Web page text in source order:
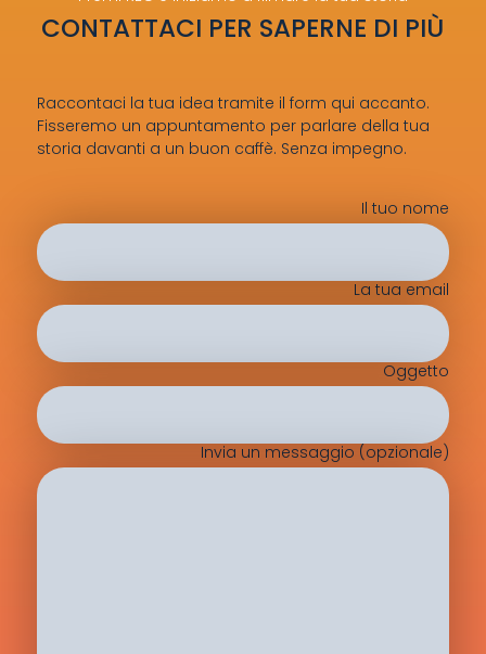
CONTATTACI PER SAPERNE DI PIÙ
Raccontaci la tua idea tramite il form qui accanto.
Fisseremo un appuntamento per parlare della tua
storia davanti a un buon caffè. Senza impegno.
Il tuo nome
La tua email
Oggetto
Invia un messaggio (opzionale)